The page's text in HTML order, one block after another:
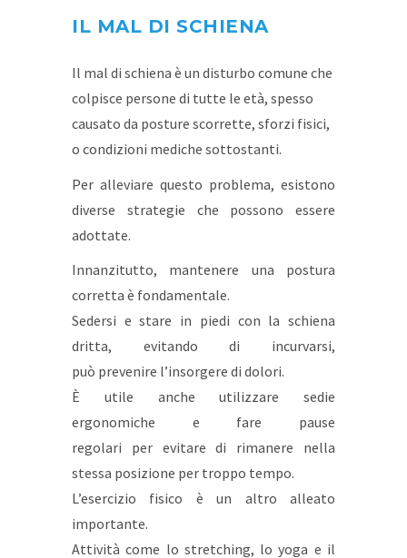
IL MAL DI SCHIENA
Il mal di schiena è un disturbo comune che
colpisce persone di tutte le età, spesso
causato da posture scorrette, sforzi fisici,
o condizioni mediche sottostanti.
Per alleviare questo problema, esistono
diverse strategie che possono essere
adottate.
Innanzitutto, mantenere una postura
corretta è fondamentale.
Sedersi e stare in piedi con la schiena
dritta, evitando di incurvarsi,
può prevenire l’insorgere di dolori.
È utile anche utilizzare sedie
ergonomiche e fare pause
regolari per evitare di rimanere nella
stessa posizione per troppo tempo.
L’esercizio fisico è un altro alleato
importante.
Attività come lo stretching, lo yoga e il